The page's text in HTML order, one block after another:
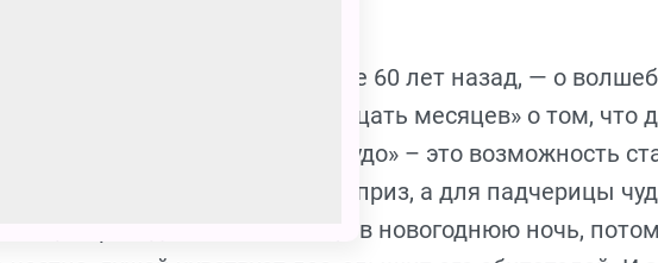
С. Маршака, написанная более 60 лет назад, — о
свершить. Спектакль «Двенадцать месяцев» о том, что
и лживых мачехи и дочки «чудо» – это возможность
королевы – прихоть, каприз, а для падчерицы
приходят ей на помощь в новогоднюю ночь,